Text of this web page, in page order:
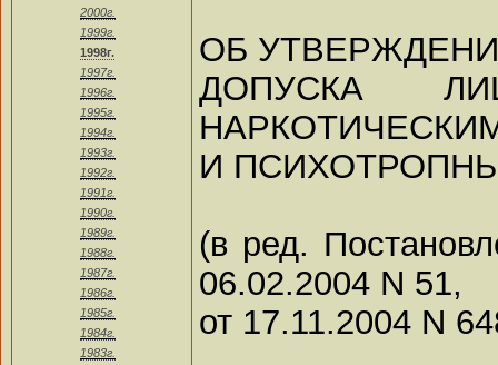
2000г.
1999г.
1998г.
1997г.
1996г.
1995г.
1994г.
1993г.
1992г.
1991г.
1990г.
1989г.
1988г.
1987г.
1986г.
1985г.
1984г.
1983г.
ОБ
ДОПУСКА
И
(в ред.
06.02.2004 N 51,
от 17.11.2004 N